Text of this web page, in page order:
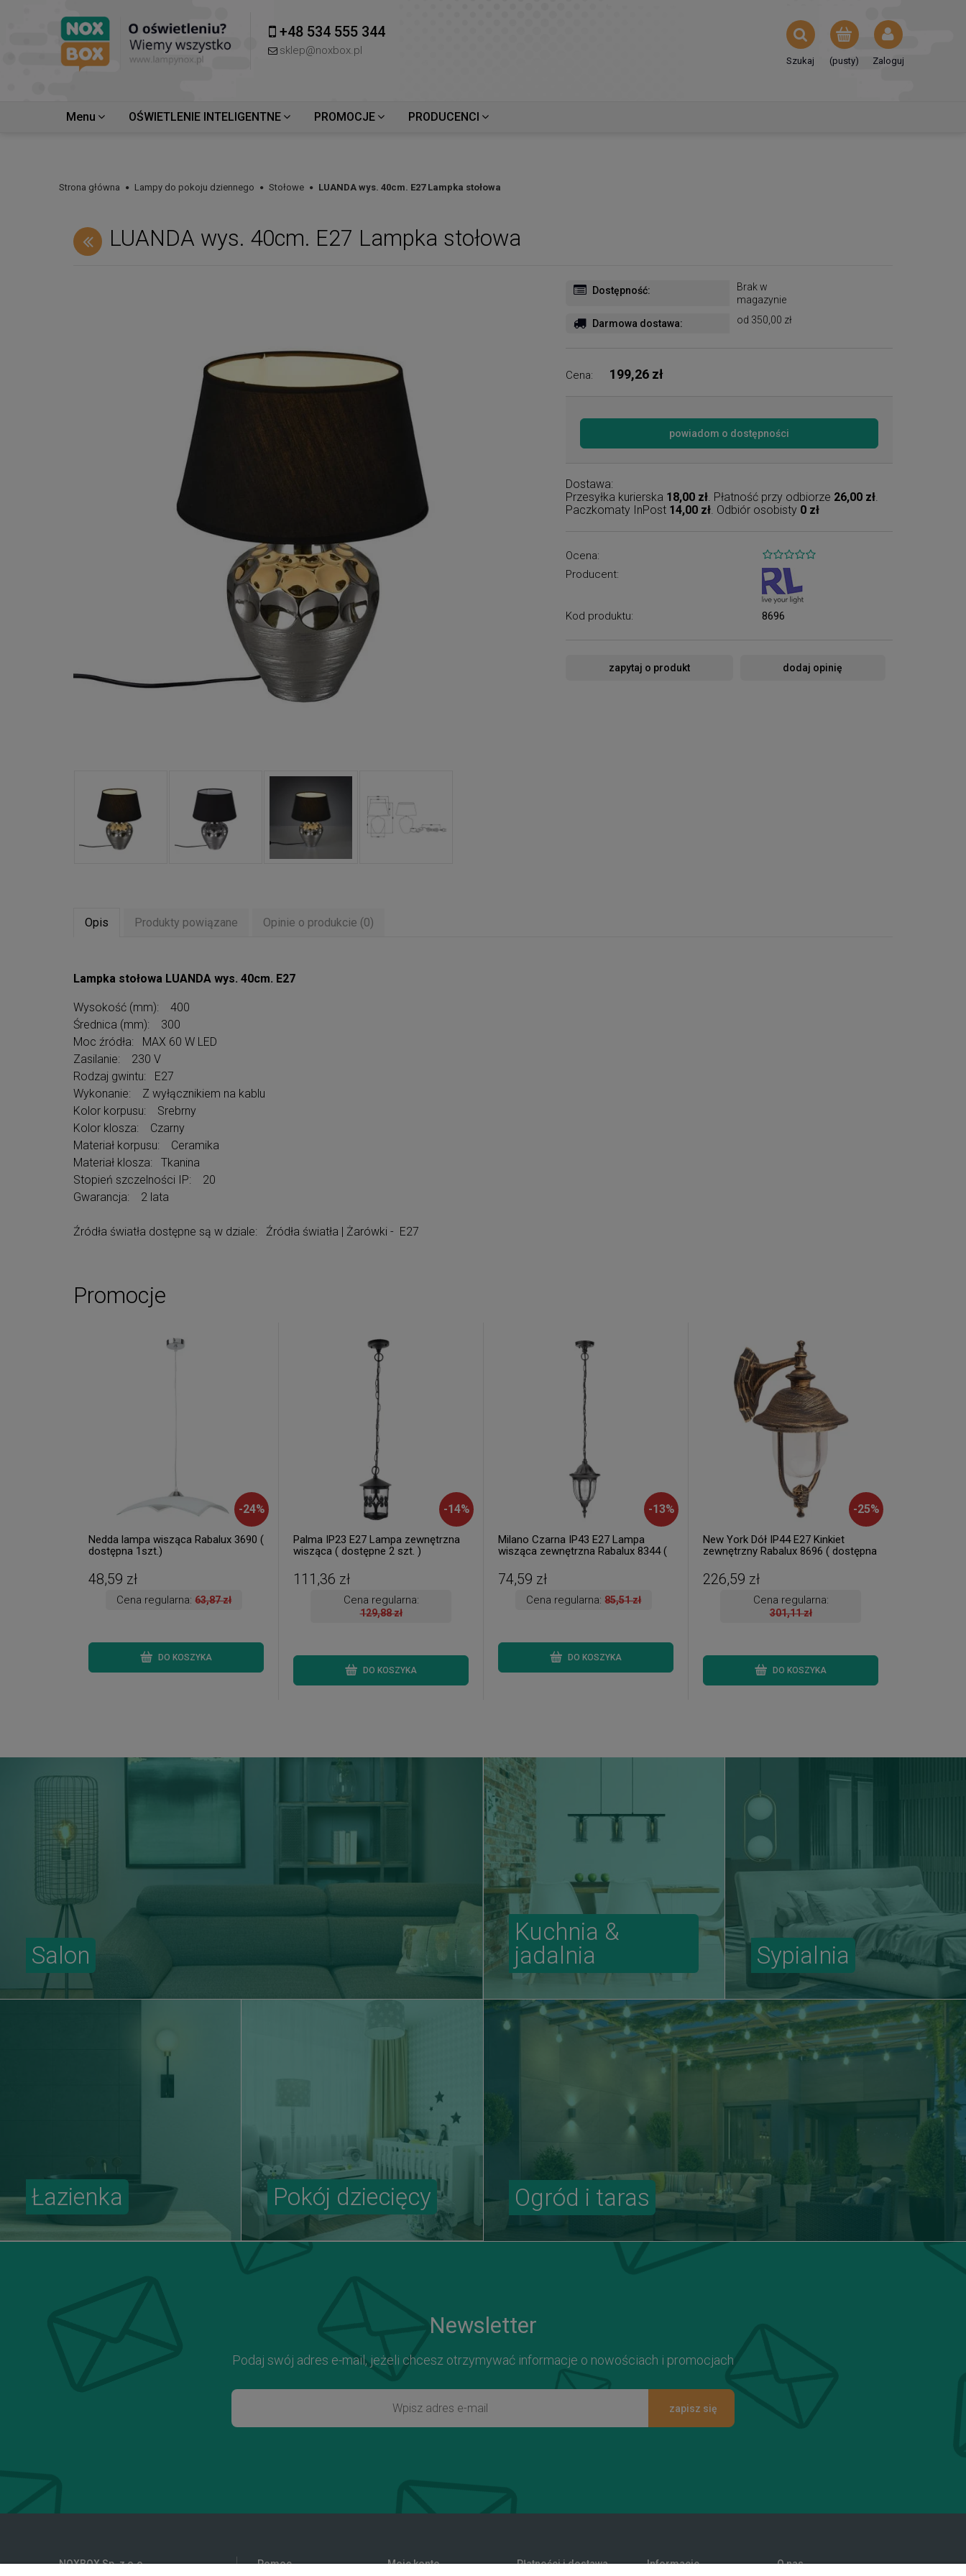
+48 534 555 344
sklep@noxbox.pl
(pusty) Zaloguj
Szukaj
Menu OŚWIETLENIE INTELIGENTNE PROMOCJE PRODUCENCI
Strona główna Lampy do pokoju dziennego Stołowe LUANDA wys. 40cm. E27 Lampka stołowa
LUANDA wys. 40cm. E27 Lampka stołowa
Dostępność:
Brak w
magazynie
Darmowa dostawa: od 350,00 zł
Cena: 199,26 zł
powiadom o dostępności
Dostawa:
Przesyłka kurierska 18,00 zł. Płatność przy odbiorze 26,00 zł.
Paczkomaty InPost 14,00 zł. Odbiór osobisty 0 zł
Ocena:
Producent:
Kod produktu: 8696
zapytaj o produkt dodaj opinię
Opis Produkty powiązane Opinie o produkcie (0)
Lampka stołowa LUANDA wys. 40cm. E27
Wysokość (mm): 400
Średnica (mm): 300
Moc źródła: MAX 60 W LED
Zasilanie: 230 V
Rodzaj gwintu: E27
Wykonanie: Z wyłącznikiem na kablu
Kolor korpusu: Srebrny
Kolor klosza: Czarny
Materiał korpusu: Ceramika
Materiał klosza: Tkanina
Stopień szczelności IP: 20
Gwarancja: 2 lata
Źródła światła dostępne są w dziale: Źródła światła | Żarówki - E27
Promocje
-24%
Nedda lampa wisząca Rabalux 3690 (
dostępna 1szt.)
48,59 zł
Cena regularna:63,87 zł
DO KOSZYKA
-14%
Palma IP23 E27 Lampa zewnętrzna
wisząca ( dostępne 2 szt. )
111,36 zł
Cena regularna:
129,88 zł
DO KOSZYKA
-13%
Milano Czarna IP43 E27 Lampa
wisząca zewnętrzna Rabalux 8344 (
h. )
74,59 zł
Cena regularna:85,51 zł
DO KOSZYKA
-25%
New York Dół IP44 E27 Kinkiet
zewnętrzny Rabalux 8696 ( dostępna
226,59 zł
Cena regularna:
301,11 zł
DO KOSZYKA
Salon
Kuchnia &
jadalnia
Sypialnia
Ogród i taras
Łazienka Pokój dziecięcy
Newsletter
Podaj swój adres e-mail, jeżeli chcesz otrzymywać informacje o nowościach i promocjach
zapisz się
NOXBOX Sp. z o.o. Pomoc Moje konto Płatności i dostawa Informacje O nas